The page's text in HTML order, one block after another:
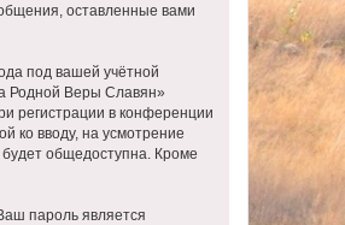
оставленные вами
под вашей учётной
Родной Веры Славян»
регистрации в конференции
ко вводу, на усмотрение
общедоступна. Кроме
пароль является